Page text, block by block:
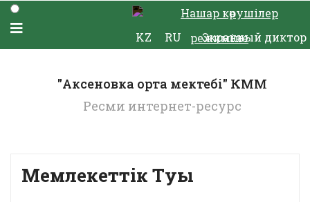
Нашар көрушілер
режиміне
KZ RU Экранный диктор
"Аксеновка орта мектебі" КММ
Ресми интернет-ресурс
Мемлекеттiк Туы